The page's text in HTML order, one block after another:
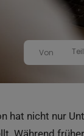
Von
hat nicht nur